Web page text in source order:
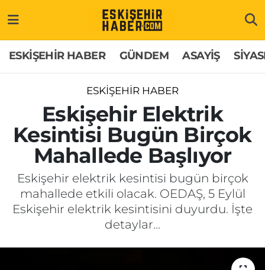
ESKİŞEHİR HABER GÜNDEM ASAYİŞ
ESKİŞEHİR HABER
Eskişehir Elektrik
Kesintisi Bugün Birçok
Mahallede Başlıyor
Eskişehir elektrik kesintisi bugün birçok
mahallede etkili olacak. OEDAŞ, 5 Eylül
Eskişehir elektrik kesintisini duyurdu. İşte
detaylar...
GÜNDEM
ASAYİŞ
SİYASET
EKONOMİ
SAĞLIK
Hakkımızda
İletişim
Künye
Odunpazarı Trafik Yoğunluk Haritası
Süper Lig Puan Durumu ve Fikstür
Tüm Manşetler
Son Dakika Haberleri
Haber Arşivi